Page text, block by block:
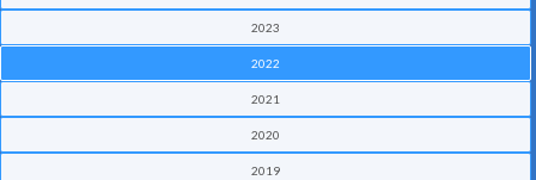
2023
2022
2021
2020
2019